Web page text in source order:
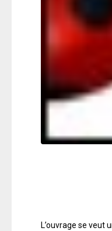
L’ouvrage se veut